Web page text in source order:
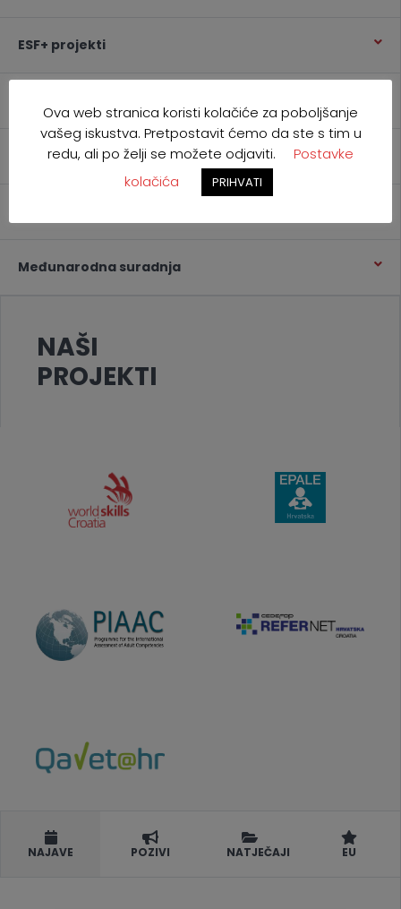
ESF+ projekti
Ostali projekti
Međunarodna suradnja
NAŠI
PROJEKTI
NAJAVE POZIVI NATJEČAJI EU
Ova web stranica koristi kolačiće za poboljšanje
vašeg iskustva. Pretpostavit ćemo da ste s tim u
redu, ali po želji se možete odjaviti.
Postavke
kolačića
PRIHVATI